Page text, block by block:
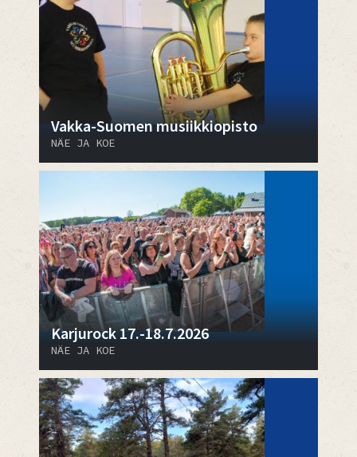
Vakka-Suomen musiikkiopisto
NÄE JA KOE
Karjurock 17.-18.7.2026
NÄE JA KOE